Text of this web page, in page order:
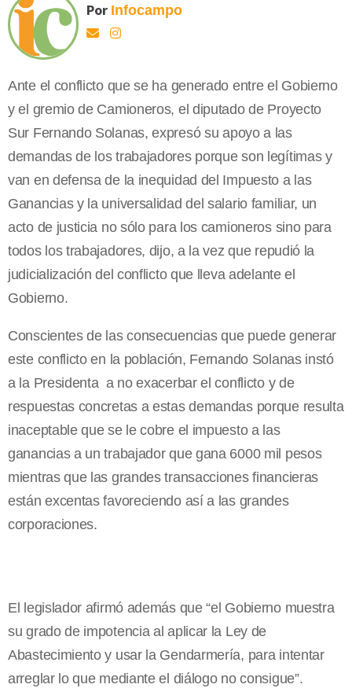
Por Infocampo
Ante el conflicto que se ha generado entre el Gobierno
y el gremio de Camioneros, el diputado de Proyecto
Sur Fernando Solanas, expresó su apoyo a las
demandas de los trabajadores porque son legítimas y
van en defensa de la inequidad del Impuesto a las
Ganancias y la universalidad del salario familiar, un
acto de justicia no sólo para los camioneros sino para
todos los trabajadores, dijo, a la vez que repudió la
judicialización del conflicto que lleva adelante el
Gobierno.
Conscientes de las consecuencias que puede generar
este conflicto en la población, Fernando Solanas instó
a la Presidenta a no exacerbar el conflicto y de
respuestas concretas a estas demandas porque resulta
inaceptable que se le cobre el impuesto a las
ganancias a un trabajador que gana 6000 mil pesos
mientras que las grandes transacciones financieras
están excentas favoreciendo así a las grandes
corporaciones.
El legislador afirmó además que “el Gobierno muestra
su grado de impotencia al aplicar la Ley de
Abastecimiento y usar la Gendarmería, para intentar
arreglar lo que mediante el diálogo no consigue”.